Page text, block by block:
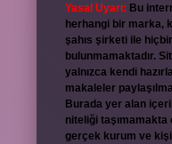
Yasal Uyarı: Bu
herhangi bir marka,
şahıs şirketi ile hiçbir
bulunmamaktadır.
yalnızca kendi
makaleler
Burada yer alan
niteliği taşımamakta
gerçek kurum ve